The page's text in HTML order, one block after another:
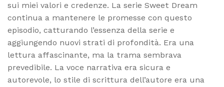
sui miei valori e credenze. La serie Sweet Dream
continua a mantenere le promesse con questo
episodio, catturando l’essenza della serie e
aggiungendo nuovi strati di profondità. Era una
lettura affascinante, ma la trama sembrava
prevedibile. La voce narrativa era sicura e
autorevole, lo stile di scrittura dell’autore era una